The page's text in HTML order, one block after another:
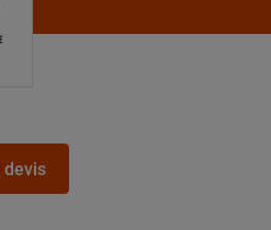
devis